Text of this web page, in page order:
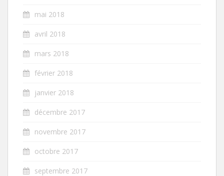
mai 2018
avril 2018
mars 2018
février 2018
janvier 2018
décembre 2017
novembre 2017
octobre 2017
septembre 2017